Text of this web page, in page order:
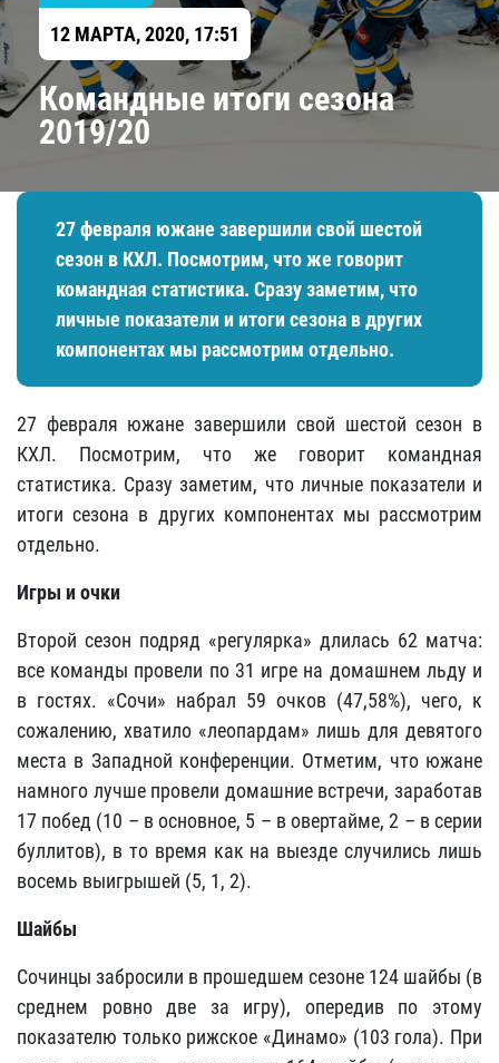
12 МАРТА, 2020, 17:51
Командные итоги сезона
2019/20
27 февраля южане завершили свой шестой
сезон в КХЛ. Посмотрим, что же говорит
командная статистика. Сразу заметим, что
личные показатели и итоги сезона в других
компонентах мы рассмотрим отдельно.
27 февраля южане завершили свой шестой сезон в
КХЛ. Посмотрим, что же говорит командная
статистика. Сразу заметим, что личные показатели и
итоги сезона в других компонентах мы рассмотрим
отдельно.
Игры и очки
Второй сезон подряд «регулярка» длилась 62 матча:
все команды провели по 31 игре на домашнем льду и
в гостях. «Сочи» набрал 59 очков (47,58%), чего, к
сожалению, хватило «леопардам» лишь для девятого
места в Западной конференции. Отметим, что южане
намного лучше провели домашние встречи, заработав
17 побед (10 – в основное, 5 – в овертайме, 2 – в серии
буллитов), в то время как на выезде случились лишь
восемь выигрышей (5, 1, 2).
Шайбы
Сочинцы забросили в прошедшем сезоне 124 шайбы (в
среднем ровно две за игру), опередив по этому
показателю только рижское «Динамо» (103 гола). При